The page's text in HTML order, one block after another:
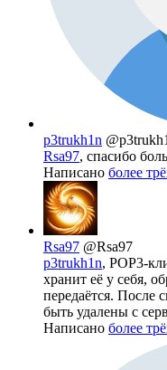
p3trukh1n
Rsa97, спасибо
Написано более
Rsa97 @Rsa97
p3trukh1n, POP3-
хранит её у себя,
передаётся. После
быть удалены с
Написано более